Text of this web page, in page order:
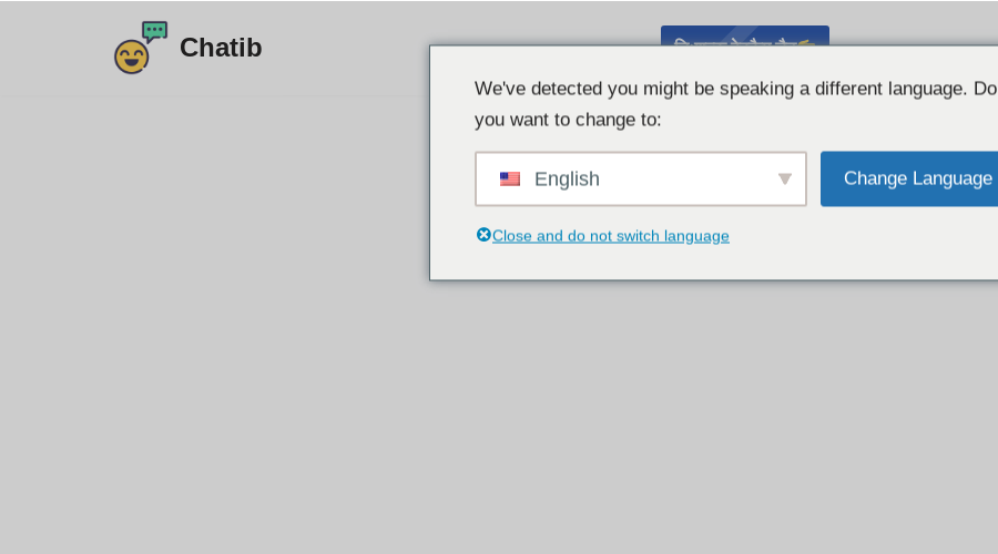
Chatib निःशुल्क वेबकैम चैट
We've detected you might be speaking a different language. Do
you want to change to:
English Change Language
Close and do not switch language